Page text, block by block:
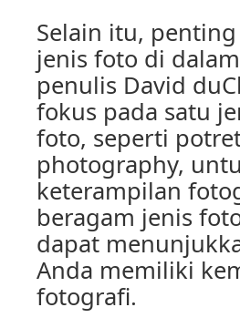
Selain itu,
jenis foto di
penulis David
fokus pada satu
foto, seperti
photography,
keterampilan
beragam jenis
dapat
Anda memiliki
fotografi.